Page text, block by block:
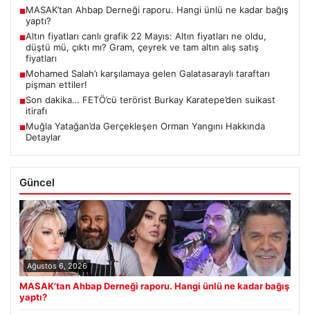
■MASAK’tan Ahbap Derneği raporu. Hangi ünlü ne kadar bağış
yaptı?
■Altın fiyatları canlı grafik 22 Mayıs: Altın fiyatları ne oldu,
düştü mü, çıktı mı? Gram, çeyrek ve tam altın alış satış
fiyatları
■Mohamed Salah’ı karşılamaya gelen Galatasaraylı taraftarı
pişman ettiler!
■Son dakika… FETÖ’cü terörist Burkay Karatepe’den suikast
itirafı
■Muğla Yatağan’da Gerçekleşen Orman Yangını Hakkında
Detaylar
Güncel
Ağustos 6, 2026
MASAK’tan Ahbap Derneği raporu. Hangi ünlü ne kadar bağış
yaptı?